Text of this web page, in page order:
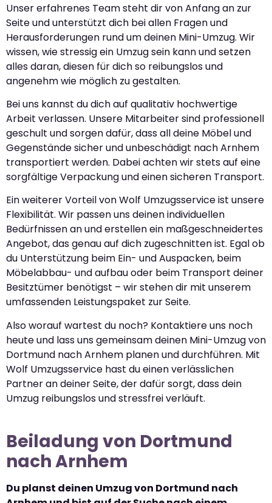
Unser erfahrenes Team steht dir von Anfang an zur
Seite und unterstützt dich bei allen Fragen und
Herausforderungen rund um deinen Mini-Umzug. Wir
wissen, wie stressig ein Umzug sein kann und setzen
alles daran, diesen für dich so reibungslos und
angenehm wie möglich zu gestalten.
Bei uns kannst du dich auf qualitativ hochwertige
Arbeit verlassen. Unsere Mitarbeiter sind professionell
geschult und sorgen dafür, dass all deine Möbel und
Gegenstände sicher und unbeschädigt nach Arnhem
transportiert werden. Dabei achten wir stets auf eine
sorgfältige Verpackung und einen sicheren Transport.
Ein weiterer Vorteil von Wolf Umzugsservice ist unsere
Flexibilität. Wir passen uns deinen individuellen
Bedürfnissen an und erstellen ein maßgeschneidertes
Angebot, das genau auf dich zugeschnitten ist. Egal ob
du Unterstützung beim Ein- und Auspacken, beim
Möbelabbau- und aufbau oder beim Transport deiner
Besitztümer benötigst – wir stehen dir mit unserem
umfassenden Leistungspaket zur Seite.
Also worauf wartest du noch? Kontaktiere uns noch
heute und lass uns gemeinsam deinen Mini-Umzug von
Dortmund nach Arnhem planen und durchführen. Mit
Wolf Umzugsservice hast du einen verlässlichen
Partner an deiner Seite, der dafür sorgt, dass dein
Umzug reibungslos und stressfrei verläuft.
Beiladung von Dortmund
nach Arnhem
Du planst deinen Umzug von Dortmund nach